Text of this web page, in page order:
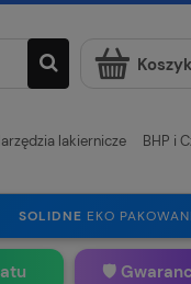
lakiernicze BHP i
SOLIDNE EKO
🛡️